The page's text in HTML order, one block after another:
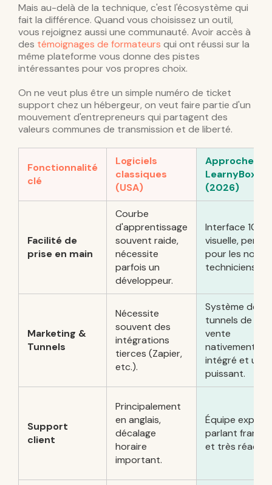
Mais au-delà de la technique, c'est l'écosystème qui
fait la différence. Quand vous choisissez un outil,
vous rejoignez aussi une communauté. Avoir accès à
des témoignages de formateurs qui ont réussi sur la
même plateforme vous donne des pistes
intéressantes pour vos propres choix.
On ne veut plus être un simple numéro de ticket
support chez un hébergeur, on veut faire partie d'un
mouvement d'entrepreneurs qui partagent des
valeurs communes de transmission et de liberté.
Fonctionnalité
clé
Logiciels
classiques
(USA)
Approche
LearnyBox
(2026)
Facilité de
prise en main
Courbe
d'apprentissage
souvent raide,
nécessite
parfois un
développeur.
Interface 100
visuelle,
pour les non-
techniciens.
Marketing &
Tunnels
Nécessite
souvent des
intégrations
tierces (Zapier,
etc.).
Système de
tunnels de
vente
nativement
intégré et
puissant.
Support
client
Principalement
en anglais,
décalage
horaire
important.
Équipe
parlant
et très